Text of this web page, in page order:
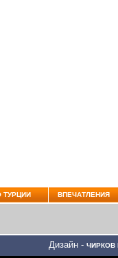
ТУРЦИИ ВПЕЧАТЛЕНИЯ
Дизайн - ЧИРКОВ